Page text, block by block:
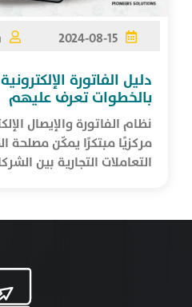
2024-08-15
دليل الفاتورة
بالخطوات تعرف عليهم
نظام الفاتورة والإيصال
مركزيًا مبتكرًا يمكّن مصلحة
التعاملات التجارية بين